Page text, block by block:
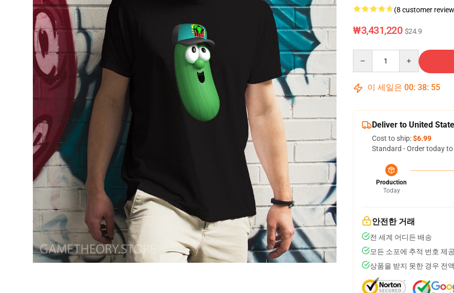
(8 customer
₩3,431,220 $24.9
이 세일은 00: 38: 55
Deliver to United
Cost to ship:$6.99
Standard - Order today
Production
Today
안전한 거래
전 세계 어디든 배송
모든 소포에 추적 번호 제공
상품을 받지 못한 경우 전